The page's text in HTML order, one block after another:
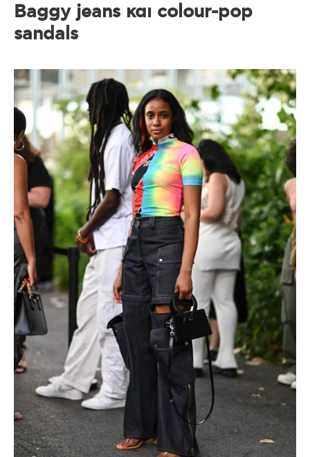
Baggy jeans και colour-pop
sandals